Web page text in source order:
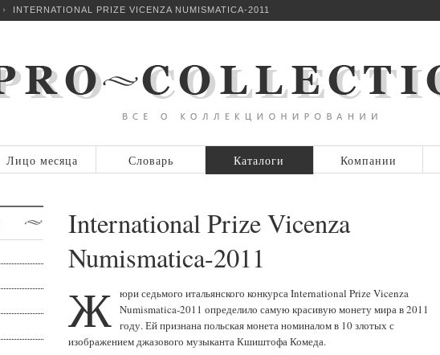
INTERNATIONAL PRIZE VICENZA NUMISMATICA-2011
Лицо месяца Словарь Каталоги Компании
International Prize Vicenza
Numismatica-2011
Ж юри седьмого итальянского конкурса International Prize Vicenza
Numismatica-2011 определило самую красивую монету мира в 2011
году. Ей признана польская монета номиналом в 10 злотых с
изображением джазового музыканта Кшиштофа Комеда.